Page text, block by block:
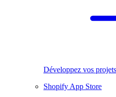
Développez vos
Shopify App Store